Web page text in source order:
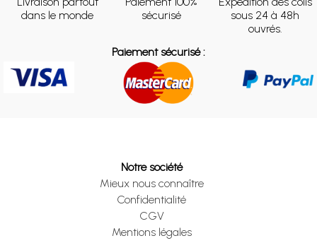
dans le monde
sécurisé
sous 24 à 48h
ouvrés.
Paiement sécurisé :
Notre société
Mieux nous connaître
Confidentialité
CGV
Mentions légales